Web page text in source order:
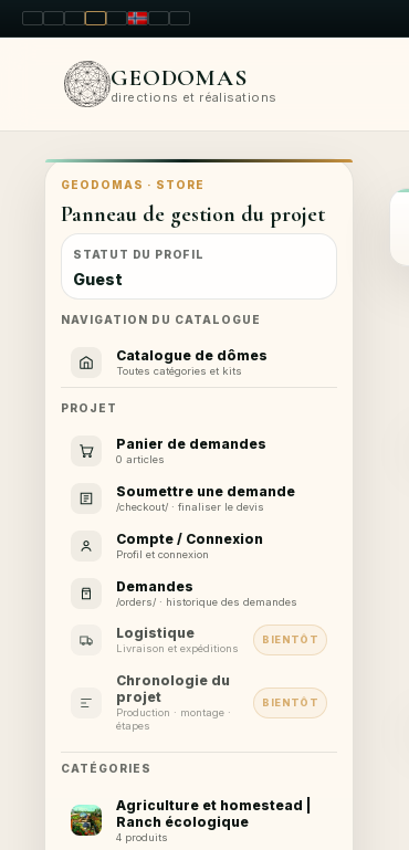
LT ENPL FR RUNOSKRO
GEODOMAS
directions et réalisations
GEODOMAS · STORE
Panneau de gestion du projet
STATUT DU PROFIL
Guest
NAVIGATION DU CATALOGUE
Catalogue de dômes
Toutes catégories et kits
PROJET
Panier de demandes
0 articles
Soumettre une demande
/checkout/ · finaliser le devis
Compte / Connexion
Profil et connexion
Demandes
/orders/ · historique des demandes
Logistique
Livraison et expéditions
BIENTÔT
Chronologie du
projet
Production · montage ·
étapes
BIENTÔT
CATÉGORIES
Agriculture et homestead |
Ranch écologique
4 produits